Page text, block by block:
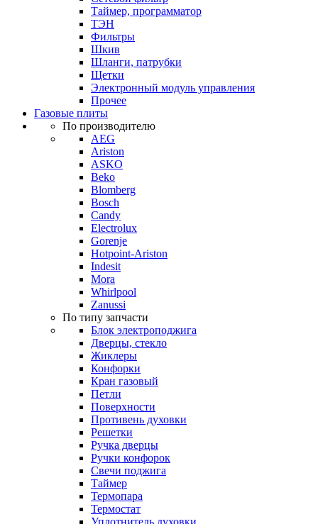
Таймер, программатор
ТЭН
Фильтры
Шкив
Шланги, патрубки
Щетки
Электронный модуль управления
Прочее
Газовые плиты
По производителю
AEG
Ariston
ASKO
Beko
Blomberg
Bosch
Candy
Electrolux
Gorenje
Hotpoint-Ariston
Indesit
Mora
Whirlpool
Zanussi
По типу запчасти
Блок электроподжига
Дверцы, стекло
Жиклеры
Конфорки
Кран газовый
Петли
Поверхности
Противень духовки
Решетки
Ручка дверцы
Ручки конфорок
Свечи поджига
Таймер
Термопара
Термостат
Уплотнитель духовки